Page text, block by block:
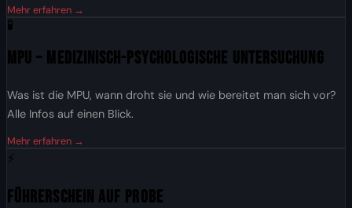
Mehr erfahren →
🧪
MPU – Medizinisch-Psychologische Untersuchung
Was ist die MPU, wann droht sie und wie bereitet man sich vor?
Alle Infos auf einen Blick.
Mehr erfahren →
⚡
Führerschein auf Probe